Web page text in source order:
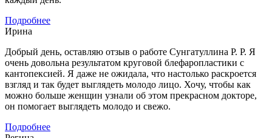
Подробнее
Ирина
Добрый день, оставляю отзыв о работе Сунгатуллина Р. Р. Я
очень довольна результатом круговой блефаропластики с
кантопексией. Я даже не ожидала, что настолько раскроется
взгляд и так будет выглядеть молодо лицо. Хочу, чтобы как
можно больше женщин узнали об этом прекрасном докторе,
он помогает выглядеть молодо и свежо.
Подробнее